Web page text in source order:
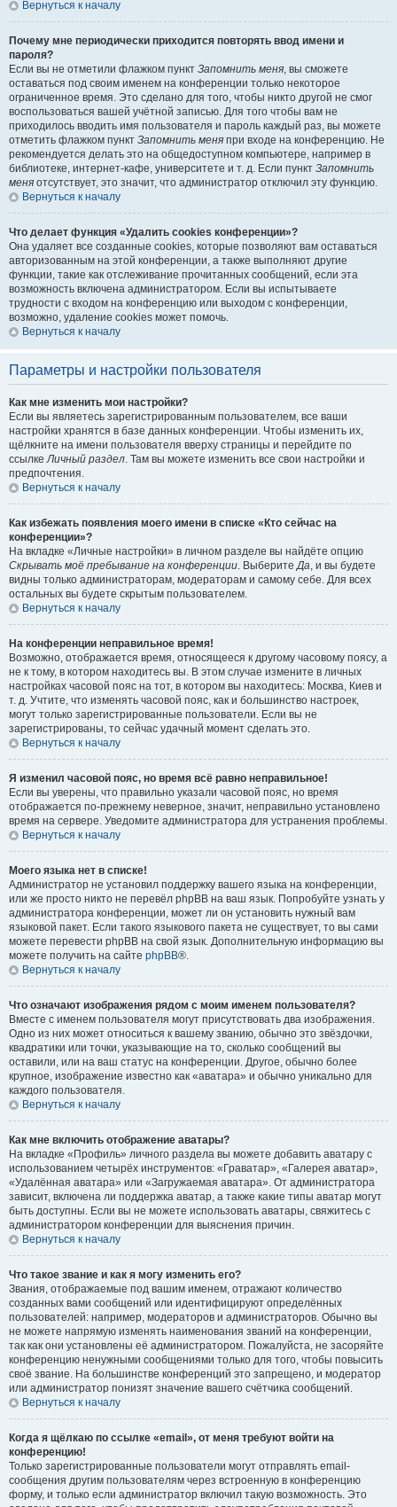
Вернуться к началу
Почему мне периодически приходится повторять ввод имени и
пароля?
Если вы не отметили флажком пункт Запомнить меня, вы сможете
оставаться под своим именем на конференции только некоторое
ограниченное время. Это сделано для того, чтобы никто другой не смог
воспользоваться вашей учётной записью. Для того чтобы вам не
приходилось вводить имя пользователя и пароль каждый раз, вы можете
отметить флажком пункт Запомнить меня при входе на конференцию. Не
рекомендуется делать это на общедоступном компьютере, например в
библиотеке, интернет-кафе, университете и т. д. Если пункт Запомнить
меня отсутствует, это значит, что администратор отключил эту функцию.
Вернуться к началу
Что делает функция «Удалить cookies конференции»?
Она удаляет все созданные cookies, которые позволяют вам оставаться
авторизованным на этой конференции, а также выполняют другие
функции, такие как отслеживание прочитанных сообщений, если эта
возможность включена администратором. Если вы испытываете
трудности с входом на конференцию или выходом с конференции,
возможно, удаление cookies может помочь.
Вернуться к началу
Параметры и настройки пользователя
Как мне изменить мои настройки?
Если вы являетесь зарегистрированным пользователем, все ваши
настройки хранятся в базе данных конференции. Чтобы изменить их,
щёлкните на имени пользователя вверху страницы и перейдите по
ссылкеЛичный раздел. Там вы можете изменить все свои настройки и
предпочтения.
Вернуться к началу
Как избежать появления моего имени в списке «Кто сейчас на
конференции»?
На вкладке «Личные настройки» в личном разделе вы найдёте опцию
Скрывать моё пребывание на конференции. ВыберитеДа, и вы будете
видны только администраторам, модераторам и самому себе. Для всех
остальных вы будете скрытым пользователем.
Вернуться к началу
На конференции неправильное время!
Возможно, отображается время, относящееся к другому часовому поясу, а
не к тому, в котором находитесь вы. В этом случае измените в личных
настройках часовой пояс на тот, в котором вы находитесь: Москва, Киев и
т. д. Учтите, что изменять часовой пояс, как и большинство настроек,
могут только зарегистрированные пользователи. Если вы не
зарегистрированы, то сейчас удачный момент сделать это.
Вернуться к началу
Я изменил часовой пояс, но время всё равно неправильное!
Если вы уверены, что правильно указали часовой пояс, но время
отображается по-прежнему неверное, значит, неправильно установлено
время на сервере. Уведомите администратора для устранения проблемы.
Вернуться к началу
Моего языка нет в списке!
Администратор не установил поддержку вашего языка на конференции,
или же просто никто не перевёл phpBB на ваш язык. Попробуйте узнать у
администратора конференции, может ли он установить нужный вам
языковой пакет. Если такого языкового пакета не существует, то вы сами
можете перевести phpBB на свой язык. Дополнительную информацию вы
можете получить на сайте phpBB®.
Вернуться к началу
Что означают изображения рядом с моим именем пользователя?
Вместе с именем пользователя могут присутствовать два изображения.
Одно из них может относиться к вашему званию, обычно это звёздочки,
квадратики или точки, указывающие на то, сколько сообщений вы
оставили, или на ваш статус на конференции. Другое, обычно более
крупное, изображение известно как «аватара» и обычно уникально для
каждого пользователя.
Вернуться к началу
Как мне включить отображение аватары?
На вкладке «Профиль» личного раздела вы можете добавить аватару с
использованием четырёх инструментов: «Граватар», «Галерея аватар»,
«Удалённая аватара» или «Загружаемая аватара». От администратора
зависит, включена ли поддержка аватар, а также какие типы аватар могут
быть доступны. Если вы не можете использовать аватары, свяжитесь с
администратором конференции для выяснения причин.
Вернуться к началу
Что такое звание и как я могу изменить его?
Звания, отображаемые под вашим именем, отражают количество
созданных вами сообщений или идентифицируют определённых
пользователей: например, модераторов и администраторов. Обычно вы
не можете напрямую изменять наименования званий на конференции,
так как они установлены её администратором. Пожалуйста, не засоряйте
конференцию ненужными сообщениями только для того, чтобы повысить
своё звание. На большинстве конференций это запрещено, и модератор
или администратор понизят значение вашего счётчика сообщений.
Вернуться к началу
Когда я щёлкаю по ссылке «email», от меня требуют войти на
конференцию!
Только зарегистрированные пользователи могут отправлять email-
сообщения другим пользователям через встроенную в конференцию
форму, и только если администратор включил такую возможность. Это